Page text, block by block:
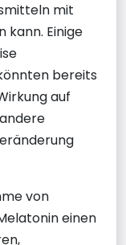
mit
kann. Einige
bereits
auf
von
einen